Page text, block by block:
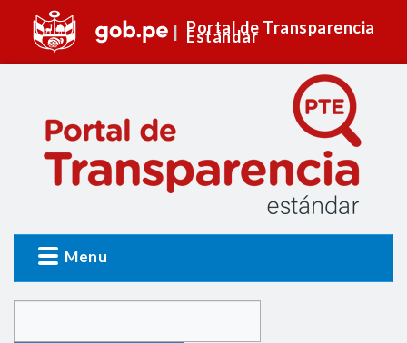
Portal de Transparencia
Estándar
Menu